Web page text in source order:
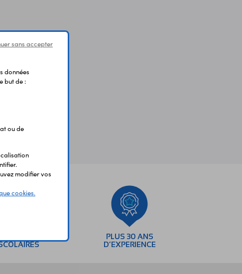
PLUS 30 ANS
D’EXPERIENCE
sans accepter
données
but de :
ou de
modifier vos
cookies.